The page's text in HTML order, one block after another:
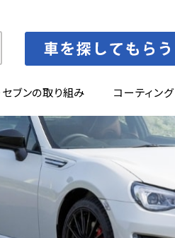
ブンの取り組み コーティング